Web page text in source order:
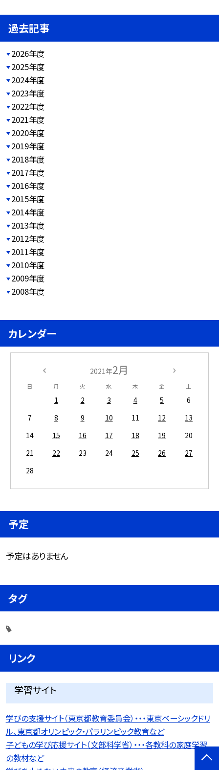
過去記事
2026年度
2025年度
2024年度
2023年度
2022年度
2021年度
2020年度
2019年度
2018年度
2017年度
2016年度
2015年度
2014年度
2013年度
2012年度
2011年度
2010年度
2009年度
2008年度
カレンダー
2021年2月
日 月 火 水 木 金 土
1 2 3 4 5
6
7
8 9 10 11 12
13
14
15 16 17 18 19
20
21
22 23 24 25 26
27
28
予定
予定はありません
タグ
リンク
学習サイト
学びの支援サイト（東京都教育委員会）・・・東京ベーシックドリ
ル、東京都オリンピック・パラリンピック教育など
子どもの学び応援サイト（文部科学省）・・・各教科の家庭学習
の教材など